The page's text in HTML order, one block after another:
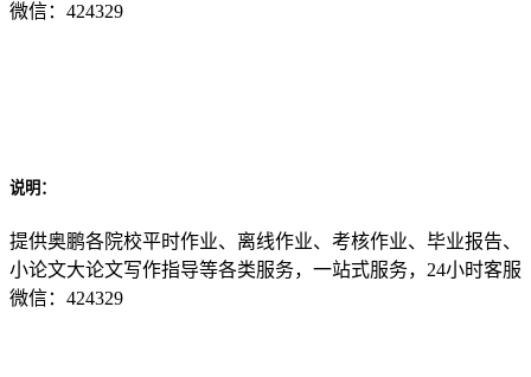
微信：424329
说明：
提供奥鹏各院校平时作业、离线作业、考核作业、毕业报告、
小论文大论文写作指导等各类服务，一站式服务，24小时客服
微信：424329